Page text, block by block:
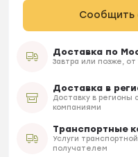
Сообщить
Доставка по
Завтра или позже, от
Доставка в
Доставку в
компаниями
Транспортные
Услуги
получателем